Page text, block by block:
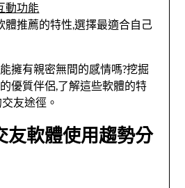
動功能
體推薦的特性,選擇最適合自己
擁有親密無間的感情嗎?挖掘
優質伴侶,了解這些軟體的特
友途徑。
友軟體使用趨勢分